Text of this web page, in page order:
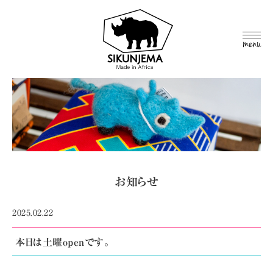
MEN
お知らせ
2025.02.22
本日は土曜openです。